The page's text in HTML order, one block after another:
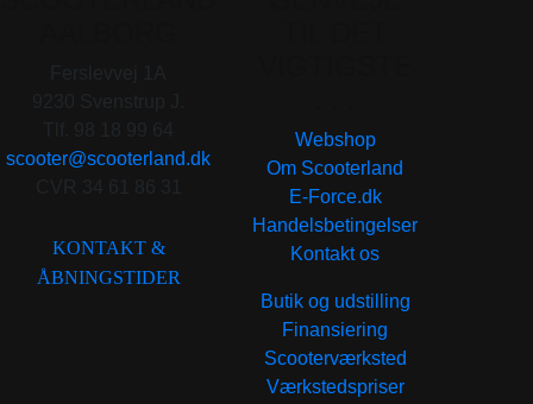
scooter@scooterland.dk
KONTAKT &
ÅBNINGSTIDER
Webshop
Om Scooterland
E-Force.dk
Handelsbetingelser
Kontakt os
Butik og udstilling
Finansiering
Scooterværksted
Værkstedspriser